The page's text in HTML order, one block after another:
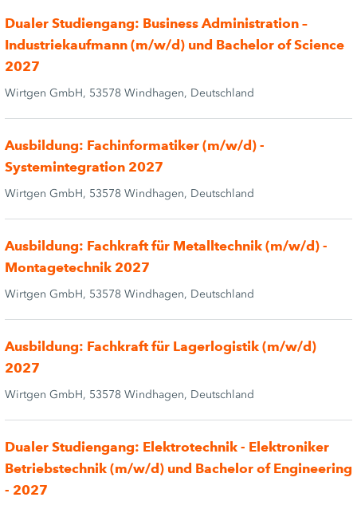
Dualer Studiengang: Business Administration –
Industriekaufmann (m/w/d) und Bachelor of Science
2027
Wirtgen GmbH, 53578 Windhagen, Deutschland
Ausbildung: Fachinformatiker (m/w/d) -
Systemintegration 2027
Wirtgen GmbH, 53578 Windhagen, Deutschland
Ausbildung: Fachkraft für Metalltechnik (m/w/d) -
Montagetechnik 2027
Wirtgen GmbH, 53578 Windhagen, Deutschland
Ausbildung: Fachkraft für Lagerlogistik (m/w/d)
2027
Wirtgen GmbH, 53578 Windhagen, Deutschland
Dualer Studiengang: Elektrotechnik - Elektroniker
Betriebstechnik (m/w/d) und Bachelor of Engineering
- 2027